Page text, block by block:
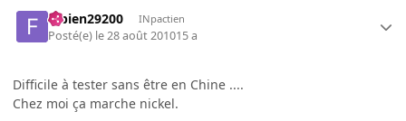
fabien29200 INpactien
Posté(e) le 28 août 201015 a
Difficile à tester sans être en Chine ....
Chez moi ça marche nickel.